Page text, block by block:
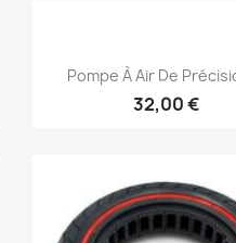
Aperçu
Pompe À Air De
32,00 €